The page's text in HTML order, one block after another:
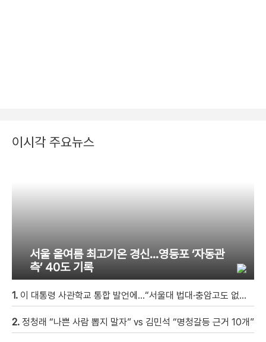
이시각 주요뉴스
서울 올여름 최고기온 경신…영등포 ‘자동관
측’ 40도 기록
1. 이 대통령 사관학교 통합 발언에…“서울대 법대·충암고도 없애나”
2. 정청래 “나쁜 사람 뽑지 말자” vs 김민석 “명청갈등 근거 10개”